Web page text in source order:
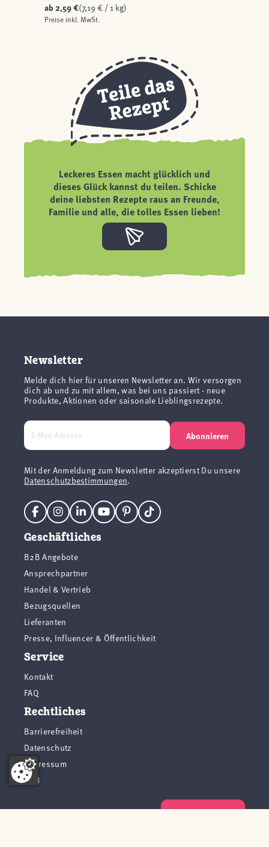
ab 2,59 €(7,19 € / 1 kg)
Preise inkl. MwSt.
Leckeres Essen macht glücklich und
dieses Glück kannst du teilen. Schicke
deine liebsten Rezepte raus an Freunde,
Familie und alle, die tolles Essen lieben!
Newsletter
Melde dich hier für unseren Newsletter an. Wir versorgen
dich ab und zu mit allem, was bei uns passiert - neue
Produkte, Aktionen oder saisonale Lieblingsrezepte.
Abonnieren
Mit der Anmeldung zum Newsletter akzeptierst Du unsere
Datenschutzbestimmungen.
Geschäftliches
B2B Angebote
Ansprechpartner
Handel & Vertrieb
Bezugsquellen
Lieferanten
Presse, Influencer & Öffentlichkeit
Service
Kontakt
FAQ
Rechtliches
Barrierefreiheit
Datenschutz
Impressum
AGB